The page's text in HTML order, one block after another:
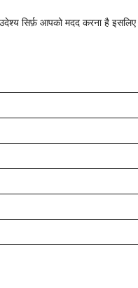
सिर्फ़ आपको मदद करना है इसलिए